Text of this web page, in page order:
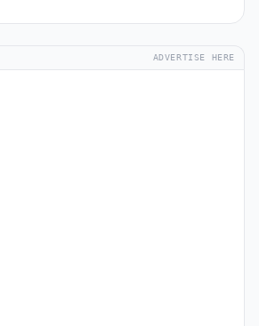
ADVERTISE HERE